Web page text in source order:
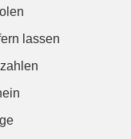
lassen